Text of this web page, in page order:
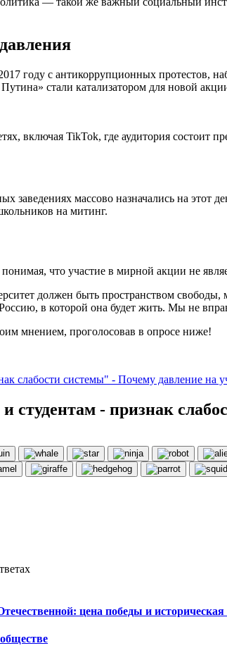
году с антикоррупционных протестов,
стали катализатором для новой
включая TikTok, где аудитория
заведениях массово назначались на этот
на митинг.
что участие в мирной акции не
должен быть пространством
в которой она будет жить. Мы не
мнением, проголосовав в опросе ниже!
слабости системы" - Почему давление на
- признак
цена победы и